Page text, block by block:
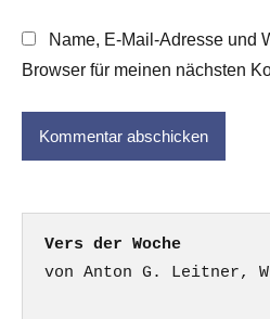
Name, E-Mail-Adresse und
Browser für meinen nächsten
Vers der Woche